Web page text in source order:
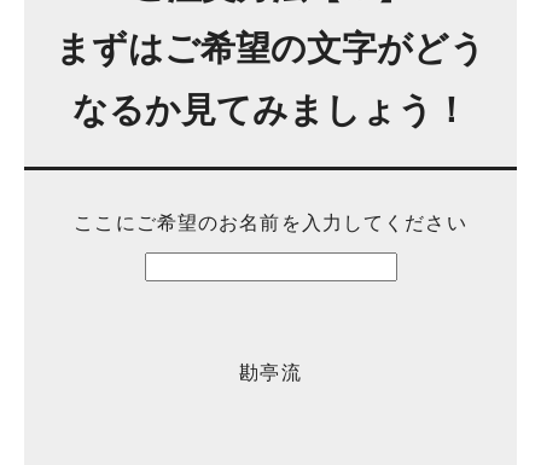
まずはご希望の文字がどう
なるか見てみましょう！
ここにご希望のお名前を入力してください
勘亭流